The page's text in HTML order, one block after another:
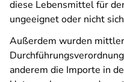
diese Lebensmittel für
ungeeignet oder nicht
Außerdem wurden
anderem die Importe in